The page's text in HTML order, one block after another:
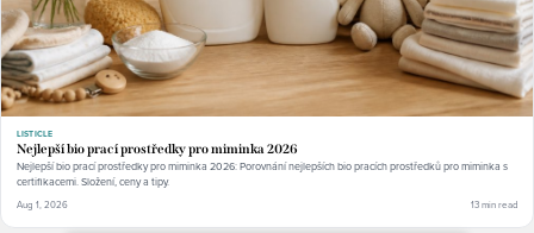
LISTICLE
Nejlepší bio prací prostředky pro miminka 2026
Nejlepší bio prací prostředky pro miminka 2026: Porovnání nejlepších bio pracích prostředků pro miminka s
certifikacemi. Složení, ceny a tipy.
Aug 1, 2026 13 min read